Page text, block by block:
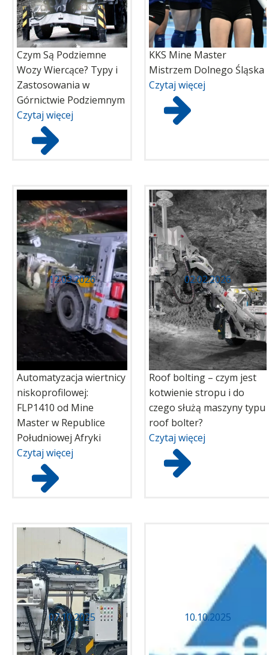
Czym Są Podziemne
Wozy Wiercące? Typy i
Zastosowania w
Górnictwie Podziemnym
Czytaj więcej
KKS Mine Master
Mistrzem Dolnego Śląska
Czytaj więcej
12.03.2026
Automatyzacja wiertnicy
niskoprofilowej:
FLP1410 od Mine
Master w Republice
Południowej Afryki
Czytaj więcej
02.02.2026
Roof bolting – czym jest
kotwienie stropu i do
czego służą maszyny typu
roof bolter?
Czytaj więcej
07.10.2025 10.10.2025